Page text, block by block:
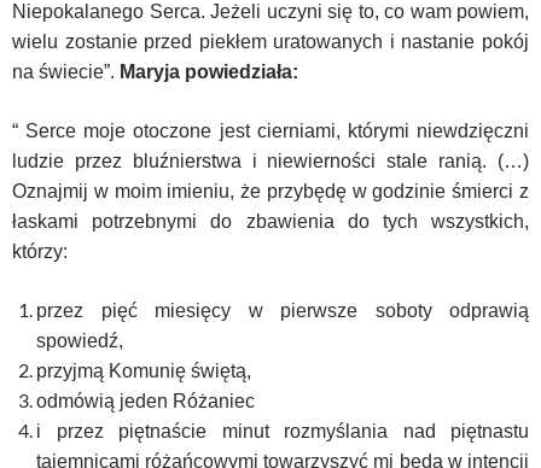
Niepokalanego Serca. Jeżeli uczyni się to, co wam powiem,
wielu zostanie przed piekłem uratowanych i nastanie pokój
na świecie”. Maryja powiedziała:
“ Serce moje otoczone jest cierniami, którymi niewdzięczni
ludzie przez bluźnierstwa i niewierności stale ranią. (…)
Oznajmij w moim imieniu, że przybędę w godzinie śmierci z
łaskami potrzebnymi do zbawienia do tych wszystkich,
którzy:
przez pięć miesięcy w pierwsze soboty odprawią
spowiedź,
przyjmą Komunię świętą,
odmówią jeden Różaniec
i przez piętnaście minut rozmyślania nad piętnastu
tajemnicami różańcowymi towarzyszyć mi będą w intencji